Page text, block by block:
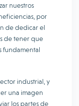
nuestros
por
de dedicar el
de tener que
fundamental
industrial, y
una imagen
los partes de